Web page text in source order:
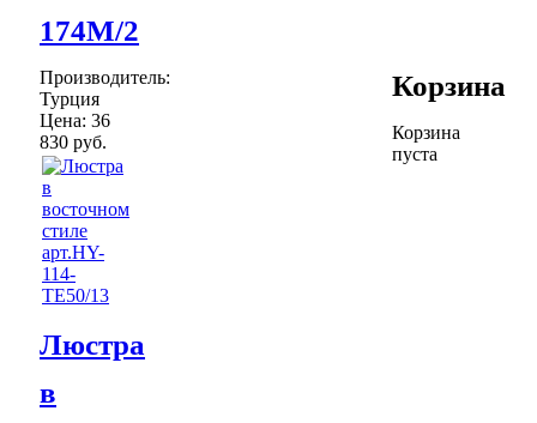
174M/2
Производитель:
Турция
Цена: 36
830 руб.
Люстра
в
Корзина
Корзина
пуста